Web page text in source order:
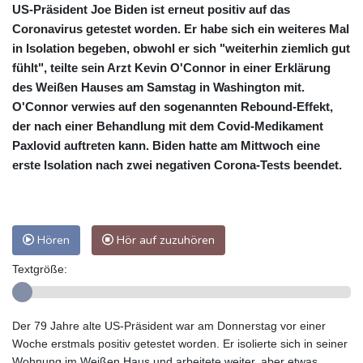
US-Präsident Joe Biden ist erneut positiv auf das
Coronavirus getestet worden. Er habe sich ein weiteres Mal
in Isolation begeben, obwohl er sich "weiterhin ziemlich gut
fühlt", teilte sein Arzt Kevin O'Connor in einer Erklärung
des Weißen Hauses am Samstag in Washington mit.
O'Connor verwies auf den sogenannten Rebound-Effekt,
der nach einer Behandlung mit dem Covid-Medikament
Paxlovid auftreten kann. Biden hatte am Mittwoch eine
erste Isolation nach zwei negativen Corona-Tests beendet.
Hören Hör auf zuzuhören
Textgröße:
Der 79 Jahre alte US-Präsident war am Donnerstag vor einer
Woche erstmals positiv getestet worden. Er isolierte sich in seiner